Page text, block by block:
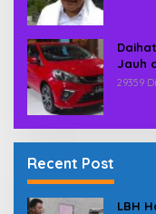
Jauh
29359
Recent Post
LBH